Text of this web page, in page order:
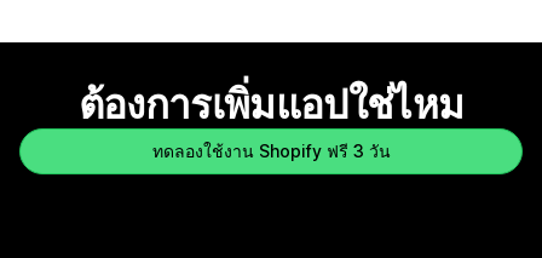
ต้องการเพิ่มแอปใช่ไหม
ทดลองใช้งาน Shopify ฟรี 3 วัน